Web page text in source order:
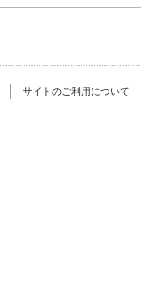
サイトのご利用について